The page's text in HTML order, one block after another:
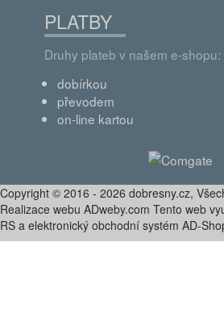
PLATBY
Druhy plateb v našem e-shopu:
dobírkou
převodem
on-line kartou
Copyright © 2016 - 2026 dobresny.cz,
Realizace webu ADweby.com Tento web
RS a elektronický obchodní systém AD-